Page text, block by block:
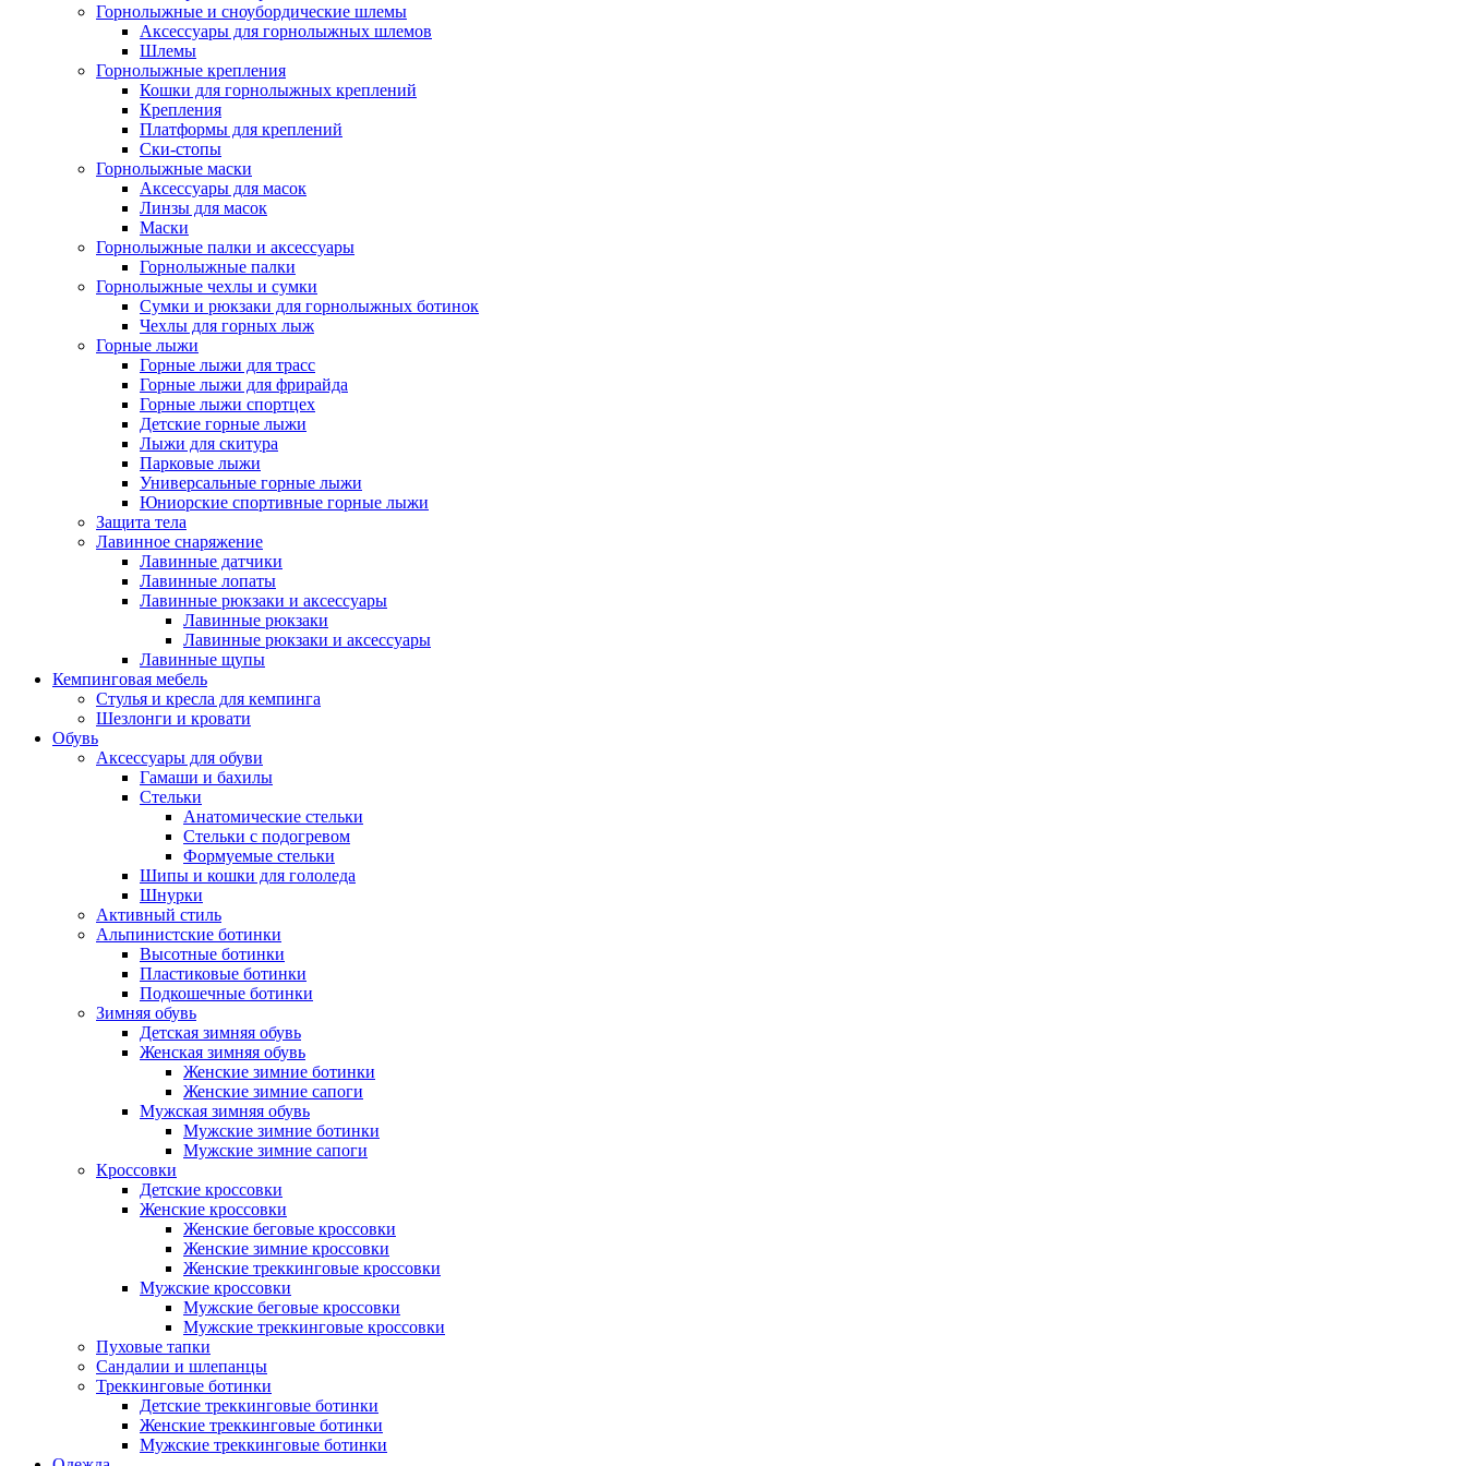
Горнолыжные и сноубордические шлемы
Аксессуары для горнолыжных шлемов
Шлемы
Горнолыжные крепления
Кошки для горнолыжных креплений
Крепления
Платформы для креплений
Ски-стопы
Горнолыжные маски
Аксессуары для масок
Линзы для масок
Маски
Горнолыжные палки и аксессуары
Горнолыжные палки
Горнолыжные чехлы и сумки
Сумки и рюкзаки для горнолыжных ботинок
Чехлы для горных лыж
Горные лыжи
Горные лыжи для трасс
Горные лыжи для фрирайда
Горные лыжи спортцех
Детские горные лыжи
Лыжи для скитура
Парковые лыжи
Универсальные горные лыжи
Юниорские спортивные горные лыжи
Защита тела
Лавинное снаряжение
Лавинные датчики
Лавинные лопаты
Лавинные рюкзаки и аксессуары
Лавинные рюкзаки
Лавинные рюкзаки и аксессуары
Лавинные щупы
Кемпинговая мебель
Стулья и кресла для кемпинга
Шезлонги и кровати
Обувь
Аксессуары для обуви
Гамаши и бахилы
Стельки
Анатомические стельки
Стельки с подогревом
Формуемые стельки
Шипы и кошки для гололеда
Шнурки
Активный стиль
Альпинистские ботинки
Высотные ботинки
Пластиковые ботинки
Подкошечные ботинки
Зимняя обувь
Детская зимняя обувь
Женская зимняя обувь
Женские зимние ботинки
Женские зимние сапоги
Мужская зимняя обувь
Мужские зимние ботинки
Мужские зимние сапоги
Кроссовки
Детские кроссовки
Женские кроссовки
Женские беговые кроссовки
Женские зимние кроссовки
Женские треккинговые кроссовки
Мужские кроссовки
Мужские беговые кроссовки
Мужские треккинговые кроссовки
Пуховые тапки
Сандалии и шлепанцы
Треккинговые ботинки
Детские треккинговые ботинки
Женские треккинговые ботинки
Мужские треккинговые ботинки